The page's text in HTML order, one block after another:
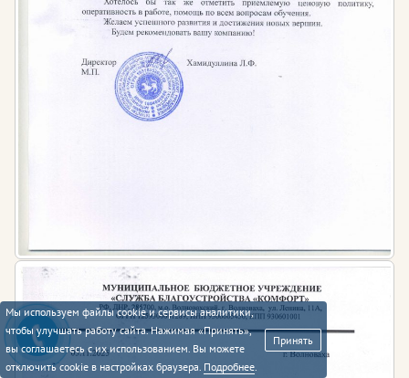
Мы используем файлы cookie и сервисы аналитики,
чтобы улучшать работу сайта. Нажимая «Принять»,
вы соглашаетесь с их использованием. Вы можете
отключить cookie в настройках браузера. Подробнее.
Принять